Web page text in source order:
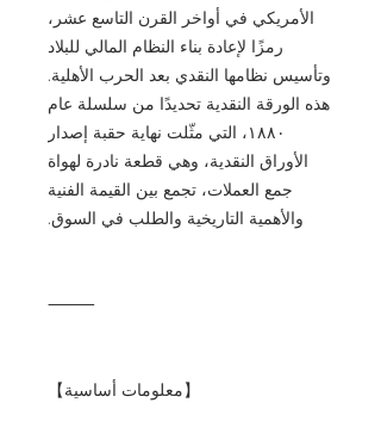
الأمريكي في أواخر القرن التاسع عشر،
رمزًا لإعادة بناء النظام المالي للبلاد
وتأسيس نظامها النقدي بعد الحرب الأهلية.
هذه الورقة النقدية تحديدًا من سلسلة عام
١٨٨٠، التي مثّلت نهاية حقبة إصدار
الأوراق النقدية، وهي قطعة نادرة لهواة
جمع العملات، تجمع بين القيمة الفنية
والأهمية التاريخية والطلب في السوق.
⸻
【معلومات أساسية】